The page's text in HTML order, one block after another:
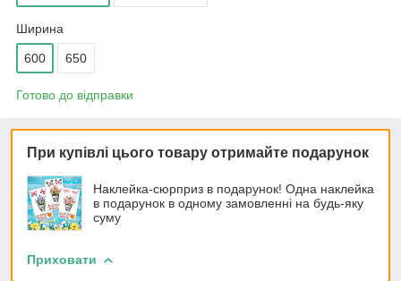
Ширина
600 650
Готово до відправки
При купівлі цього товару отримайте подарунок
Наклейка-сюрприз в подарунок! Одна наклейка
в подарунок в одному замовленні на будь-яку
суму
Приховати